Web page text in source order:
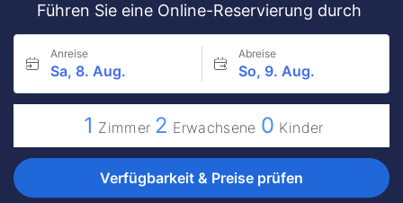
Führen Sie eine Online-Reservierung durch
Anreise
Sa, 8. Aug.
Abreise
So, 9. Aug.
1 Zimmer 2 Erwachsene 0 Kinder
Verfügbarkeit & Preise prüfen